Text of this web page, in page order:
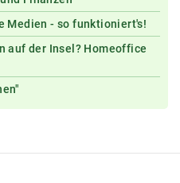
Medien - so funktioniert's!
auf der Insel? Homeoffice